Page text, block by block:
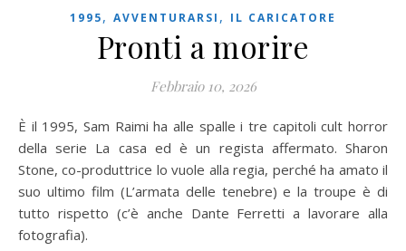
1995, AVVENTURARSI , IL CARICATORE
Pronti a morire
Febbraio 10, 2026
È il 1995, Sam Raimi ha alle spalle i tre capitoli cult horror
della serie La casa ed è un regista affermato. Sharon
Stone, co-produttrice lo vuole alla regia, perché ha amato il
suo ultimo film (L’armata delle tenebre) e la troupe è di
tutto rispetto (c’è anche Dante Ferretti a lavorare alla
fotografia).